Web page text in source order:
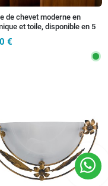
de chevet moderne en
et toile, disponible en 5
1XE14
€